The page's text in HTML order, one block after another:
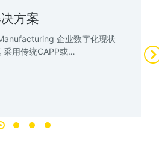
方案
企业数字化现状
采用传统CAPP或…